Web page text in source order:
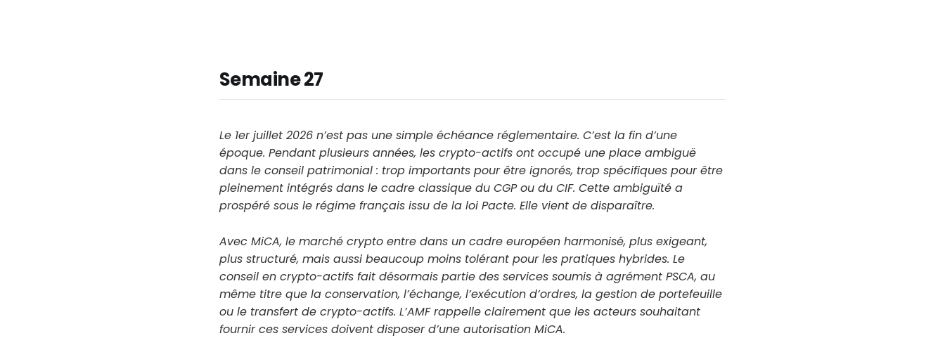
Semaine 27
Le 1er juillet 2026 n’est pas une simple échéance réglementaire. C’est la fin d’une
époque. Pendant plusieurs années, les crypto-actifs ont occupé une place ambiguë
dans le conseil patrimonial : trop importants pour être ignorés, trop spécifiques pour être
pleinement intégrés dans le cadre classique du CGP ou du CIF. Cette ambiguïté a
prospéré sous le régime français issu de la loi Pacte. Elle vient de disparaître.
Avec MiCA, le marché crypto entre dans un cadre européen harmonisé, plus exigeant,
plus structuré, mais aussi beaucoup moins tolérant pour les pratiques hybrides. Le
conseil en crypto-actifs fait désormais partie des services soumis à agrément PSCA, au
même titre que la conservation, l’échange, l’exécution d’ordres, la gestion de portefeuille
ou le transfert de crypto-actifs. L’AMF rappelle clairement que les acteurs souhaitant
fournir ces services doivent disposer d’une autorisation MiCA.